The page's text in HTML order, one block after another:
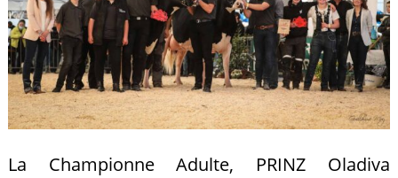
La Championne Adulte, PRINZ Oladiva